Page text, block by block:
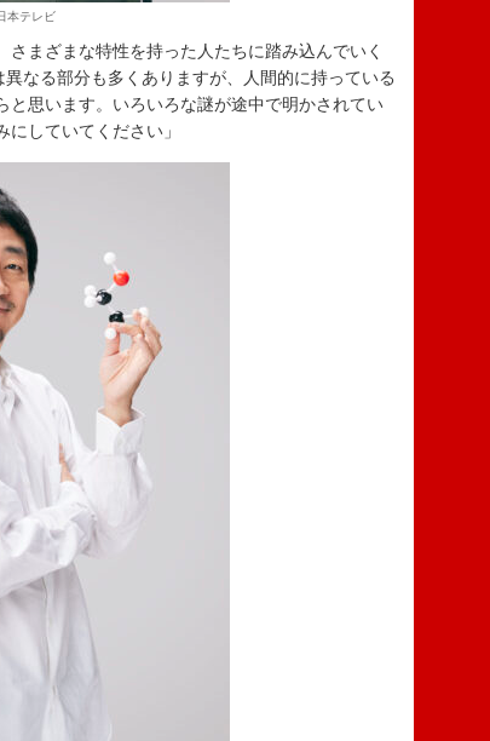
本テレビ
まざまな特性を持った人たちに踏み込んでいく
なる部分も多くありますが、人間的に持っている
思います。いろいろな謎が途中で明かされてい
していてください」